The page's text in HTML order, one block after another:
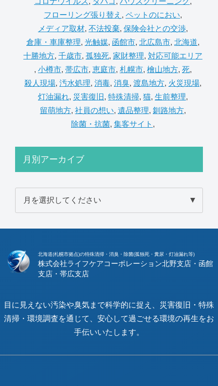
フローリング張り替え , ペットのにおい,
メディア取材, 不法投棄, 保険会社との交渉,
倉庫・車庫整理, 光触媒, 函館市, 北広島市, 北海道,
十勝地方, 千歳市, 孤独死, 家財整理, 対応可能エリア
, 小樽市, 帯広市, 恵庭市, 札幌市, 檜山地方, 死,
殺人現場, 汚水処理, 消毒, 消臭, 渡島地方, 火災現場,
灯油漏れ, 災害復旧 , 特殊清掃, 猫, 生前整理,
留萌地方, 社員の想い, 遺品整理, 釧路地方,
除菌・抗菌, 集客サイト ,
月別アーカイブ
北海道(札幌市拠点)の特殊清掃・消臭・除菌(孤独死・糞尿・灯油漏れ等)
株式会社ライフケアコーポレーション
目に見えない汚染や臭気まで科学的に捉え、災害復旧・特殊
清掃・環境調査を通じて、安心して過ごせる環境の再生をお
手伝いいたします。